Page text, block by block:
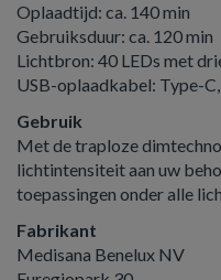
Oplaadtijd: ca. 140 min
Gebruiksduur: ca. 120 min
Lichtbron: 40 LEDs met
USB-oplaadkabel: Type-
Gebruik
Met de traploze
lichtintensiteit aan uw
toepassingen onder alle
Fabrikant
Medisana Benelux NV